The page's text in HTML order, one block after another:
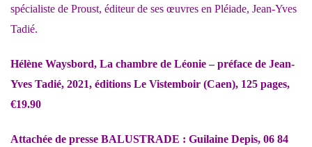
spécialiste de Proust, éditeur de ses œuvres en Pléiade, Jean-Yves
Tadié.
Hélène Waysbord, La chambre de Léonie– préface de Jean-
Yves Tadié, 2021, éditions Le Vistemboir (Caen), 125 pages,
€19.90
Attachée de presse BALUSTRADE : Guilaine Depis, 06 84